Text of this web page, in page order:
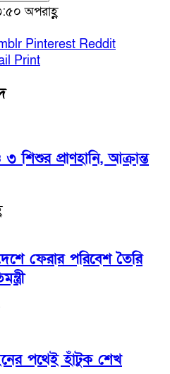
অপরাহ্ণ
Pinterest Reddit
Print
শিশুর প্রাণহানি, আক্রান্ত
ফেরার পরিবেশ তৈরি
পথেই হাঁটুক শেখ